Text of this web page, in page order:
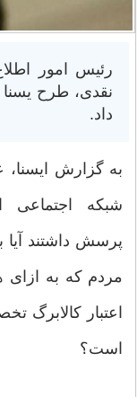
رئیس امور
نقدی، طرح یسنا
داد.
به گزارش ایسنا،
شبکه اجتماعی
پرسش داشتند
مردم که به ازای
اعتبار کالابرگ
است؟